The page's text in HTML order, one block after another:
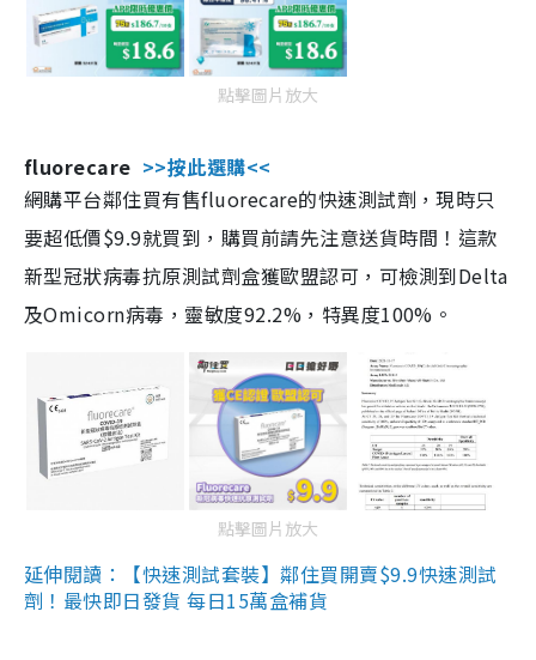
點擊圖片放大
fluorecare >>按此選購<<
網購平台鄰住買有售fluorecare的快速測試劑，現時只
要超低價$9.9就買到，購買前請先注意送貨時間！這款
新型冠狀病毒抗原測試劑盒獲歐盟認可，可檢測到Delta
及Omicorn病毒，靈敏度92.2%，特異度100%。
點擊圖片放大
延伸閱讀：【快速測試套裝】鄰住買開賣$9.9快速測試
劑！最快即日發貨 每日15萬盒補貨